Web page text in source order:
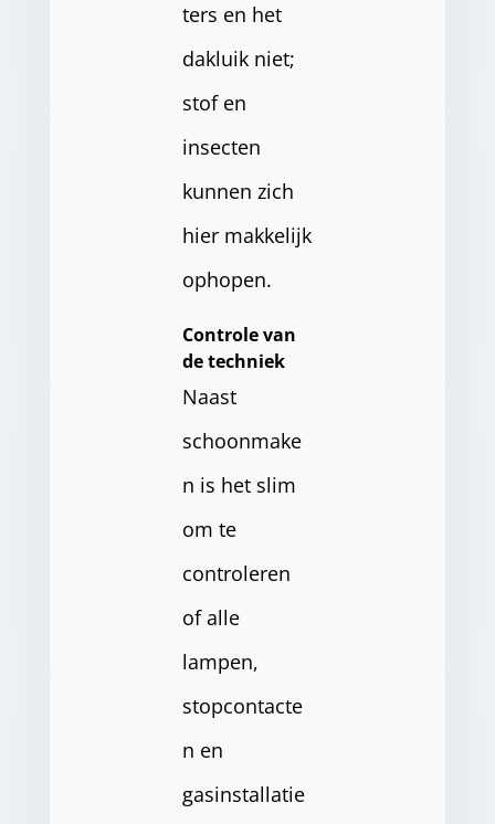
ters en het
dakluik niet;
stof en
insecten
kunnen zich
hier makkelijk
ophopen.
Controle van
de techniek
Naast
schoonmake
n is het slim
om te
controleren
of alle
lampen,
stopcontacte
n en
gasinstallatie